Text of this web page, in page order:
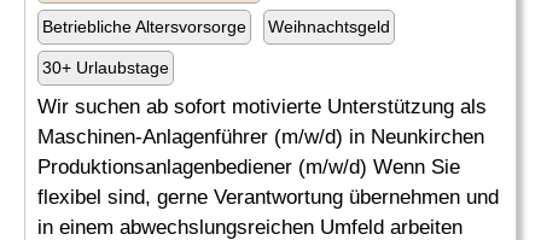
Betriebliche Altersvorsorge Weihnachtsgeld
30+ Urlaubstage
Wir suchen ab sofort motivierte Unterstützung als
Maschinen-Anlagenführer (m/w/d) in Neunkirchen
Produktionsanlagenbediener (m/w/d) Wenn Sie
flexibel sind, gerne Verantwortung übernehmen und
in einem abwechslungsreichen Umfeld arbeiten